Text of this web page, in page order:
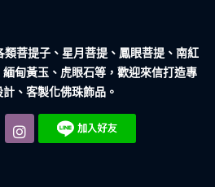
類菩提子、星月菩提、鳳眼菩提、南紅
甸黃玉、虎眼石等，歡迎來信打造專
、客製化佛珠飾品。